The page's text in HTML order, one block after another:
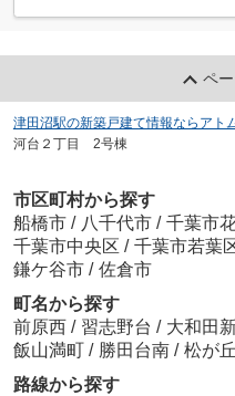
ペ
津田沼駅の新築戸建て情報ならアト
河台２丁目 2号棟
市区町村から探す
船橋市 / 八千代市 / 千葉市
千葉市中央区 / 千葉市若葉
鎌ケ谷市 / 佐倉市
町名から探す
前原西 / 習志野台 / 大和田
飯山満町 / 勝田台南 / 松が丘
路線から探す